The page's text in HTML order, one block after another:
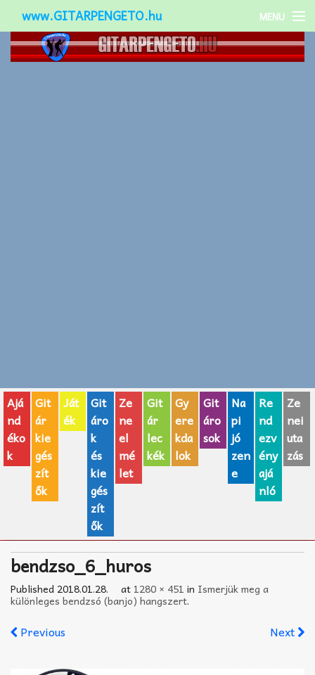
www.GITARPENGETO.hu MENU
Népszerű-
AJÁNDÉK ÖTLETEK
Vicces
GITÁR MÁRKÁK
TOP100 nóta
Zeneiskolák
Zeneszerzés alapjai
Akkord-kotta
Ajá
nd
éko
k
Git
ár
kie
gés
zít
ők
Ját
ék
Git
áro
k
és
kie
gés
zít
ők
Ze
ne
el
mé
let
Git
ár
lec
kék
Gy
ere
kda
lok
Git
áro
sok
Na
pi
jó
zen
e
Re
nd
ezv
ény
ajá
nló
Ze
nei
uta
zás
bendzso_6_huros
Published 2018.01.28. at 1280 × 451 in Ismerjük meg a
különleges bendzsó (banjo) hangszert.
Previous Next